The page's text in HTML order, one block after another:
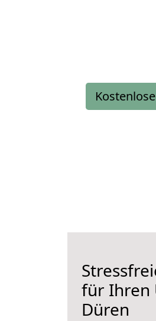
für Ihren
Düren